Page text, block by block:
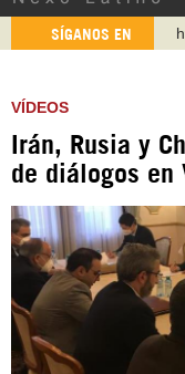
SÍGANOS EN
VÍDEOS
Irán, Rusia y
de diálogos en